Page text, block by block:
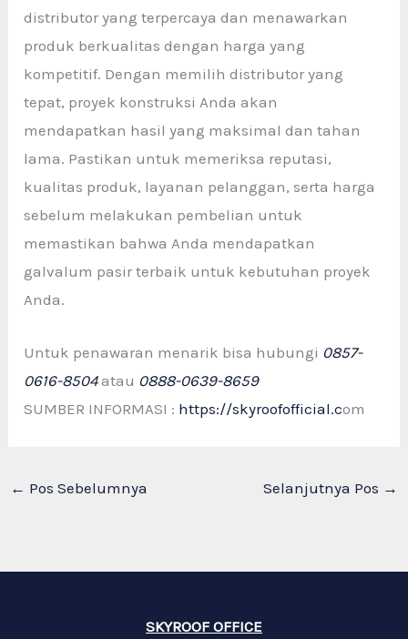
distributor yang terpercaya dan menawarkan
produk berkualitas dengan harga yang
kompetitif. Dengan memilih distributor yang
tepat, proyek konstruksi Anda akan
mendapatkan hasil yang maksimal dan tahan
lama. Pastikan untuk memeriksa reputasi,
kualitas produk, layanan pelanggan, serta harga
sebelum melakukan pembelian untuk
memastikan bahwa Anda mendapatkan
galvalum pasir terbaik untuk kebutuhan proyek
Anda.
Untuk penawaran menarik bisa hubungi 0857-
0616-8504atau 0888-0639-8659
SUMBER INFORMASI : https://skyroofofficial.com
← Pos Sebelumnya Selanjutnya Pos →
SKYROOF OFFICE